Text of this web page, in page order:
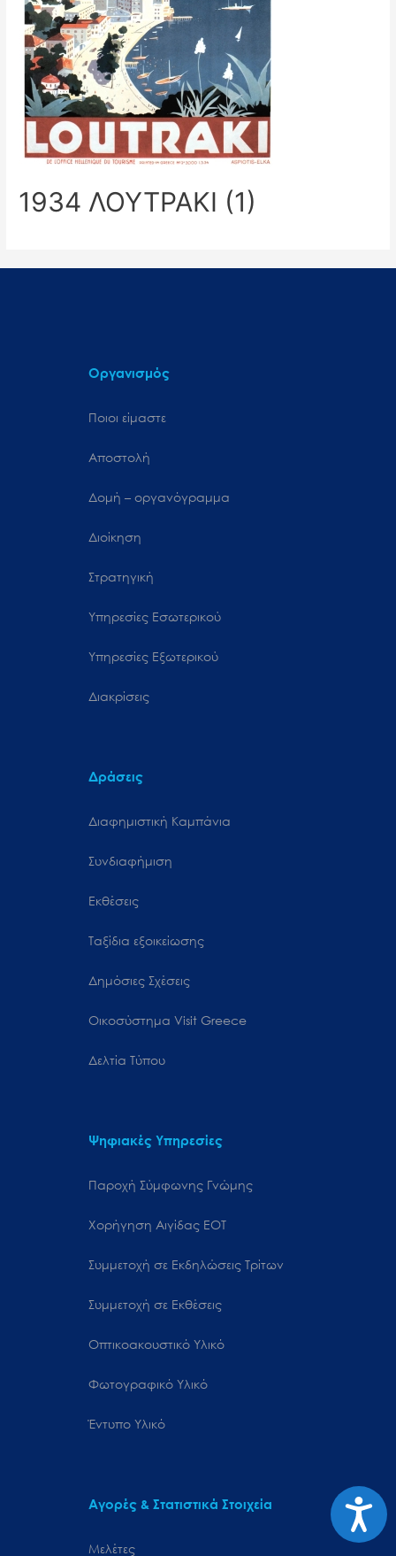
1934 ΛΟΥΤΡΑΚΙ (1)
Οργανισμός
Ποιοι είμαστε
Αποστολή
Δομή – οργανόγραμμα
Διοίκηση
Στρατηγική
Υπηρεσίες Εσωτερικού
Υπηρεσίες Εξωτερικού
Διακρίσεις
Δράσεις
Διαφημιστική Καμπάνια
Συνδιαφήμιση
Εκθέσεις
Ταξίδια εξοικείωσης
Δημόσιες Σχέσεις
Oικοσύστημα Visit Greece
Δελτία Τύπου
Ψηφιακές Υπηρεσίες
Παροχή Σύμφωνης Γνώμης
Χορήγηση Αιγίδας ΕΟΤ
Συμμετοχή σε Εκδηλώσεις Τρίτων
Συμμετοχή σε Εκθέσεις
Οπτικοακουστικό Υλικό
Φωτογραφικό Υλικό
Έντυπο Υλικό
Αγορές & Στατιστικά Στοιχεία
Μελέτες